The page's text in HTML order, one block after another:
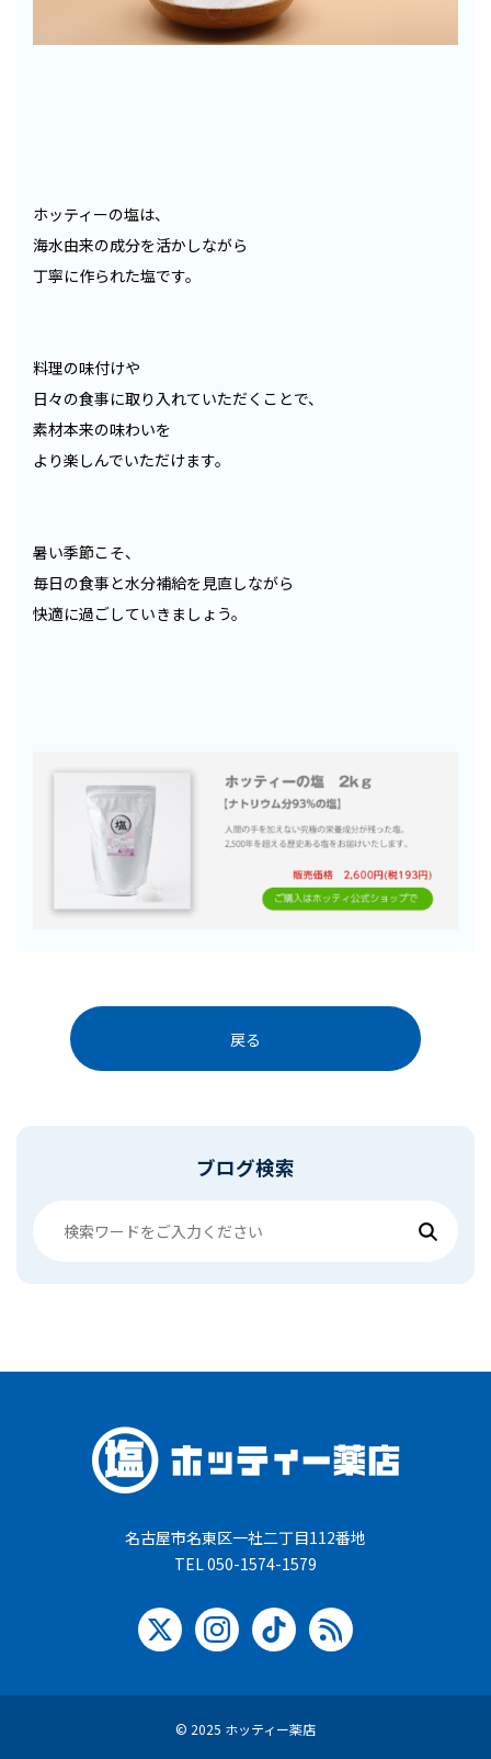
ホッティーの塩は、
海水由来の成分を活かしながら
丁寧に作られた塩です。
料理の味付けや
日々の食事に取り入れていただくことで、
素材本来の味わいを
より楽しんでいただけます。
暑い季節こそ、
毎日の食事と水分補給を見直しながら
快適に過ごしていきましょう。
戻る
ブログ検索
名古屋市名東区一社二丁目112番地
TEL 050-1574-1579
© 2025 ホッティー薬店